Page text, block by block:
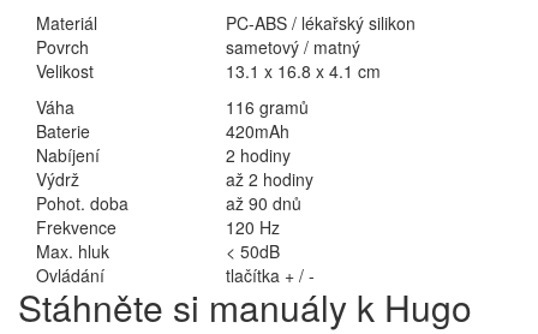
Materiál
PC-ABS / lékařský silikon
Povrch
sametový / matný
Velikost
13.1 x 16.8 x 4.1 cm
Váha
116 gramů
Baterie
420mAh
Nabíjení
2 hodiny
Výdrž
až 2 hodiny
Pohot. doba
až 90 dnů
Frekvence
120 Hz
Max. hluk
< 50dB
Ovládání
tlačítka + / -
Stáhněte si manuály k Hugo